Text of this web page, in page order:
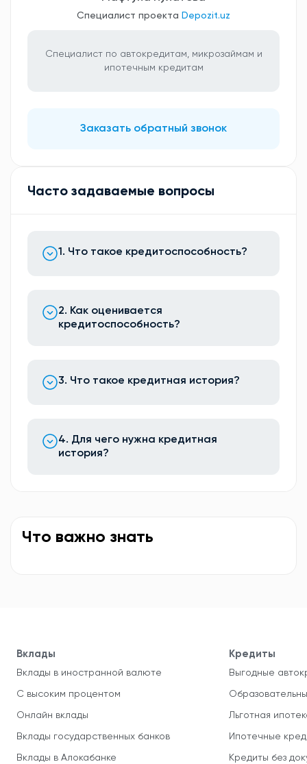
Специалист проекта Depozit.uz
Специалист по автокредитам, микрозаймам и
ипотечным кредитам
Заказать обратный звонок
Часто задаваемые вопросы
1. Что такое кредитоспособность?
2. Как оценивается
кредитоспособность?
3. Что такое кредитная история?
4. Для чего нужна кредитная
история?
Что важно знать
Вклады
Вклады в иностранной валюте
С высоким процентом
Онлайн вклады
Вклады государственных банков
Вклады в Алокабанке
Кредиты
Выгодные
Льготная
Ипотечные
Кредиты без